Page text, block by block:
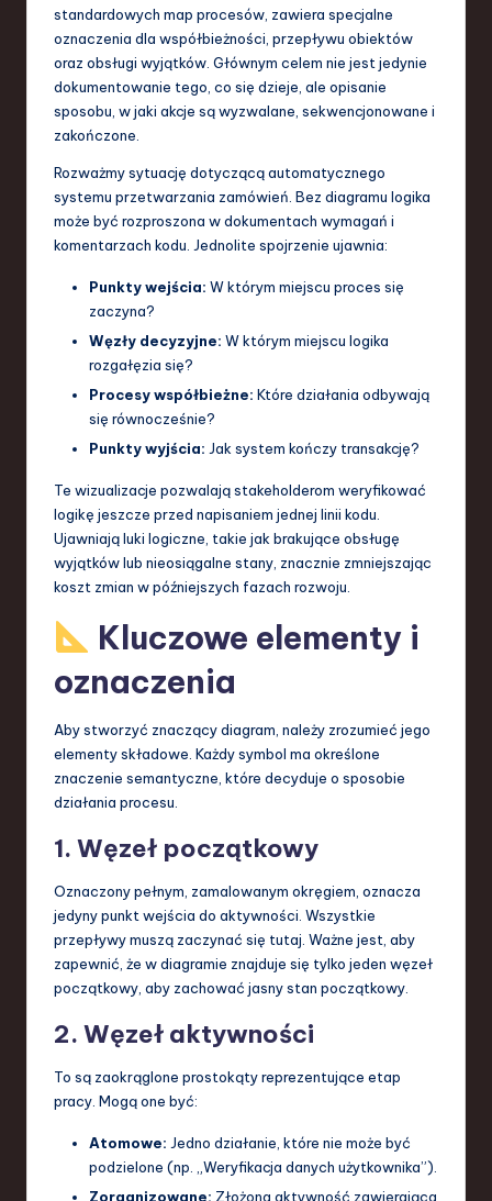
d
standardowych map procesów, zawiera specjalne
oznaczenia dla współbieżności, przepływu obiektów
oraz obsługi wyjątków. Głównym celem nie jest jedynie
dokumentowanie tego, co się dzieje, ale opisanie
sposobu, w jaki akcje są wyzwalane, sekwencjonowane i
zakończone.
Rozważmy sytuację dotyczącą automatycznego
systemu przetwarzania zamówień. Bez diagramu logika
może być rozproszona w dokumentach wymagań i
komentarzach kodu. Jednolite spojrzenie ujawnia:
Punkty wejścia: W którym miejscu proces się
zaczyna?
Węzły decyzyjne: W którym miejscu logika
rozgałęzia się?
Procesy współbieżne: Które działania odbywają
się równocześnie?
Punkty wyjścia: Jak system kończy transakcję?
Te wizualizacje pozwalają stakeholderom weryfikować
logikę jeszcze przed napisaniem jednej linii kodu.
Ujawniają luki logiczne, takie jak brakujące obsługę
wyjątków lub nieosiągalne stany, znacznie zmniejszając
koszt zmian w późniejszych fazach rozwoju.
Kluczowe elementy i
oznaczenia
Aby stworzyć znaczący diagram, należy zrozumieć jego
elementy składowe. Każdy symbol ma określone
znaczenie semantyczne, które decyduje o sposobie
działania procesu.
1. Węzeł początkowy
Oznaczony pełnym, zamalowanym okręgiem, oznacza
jedyny punkt wejścia do aktywności. Wszystkie
przepływy muszą zaczynać się tutaj. Ważne jest, aby
zapewnić, że w diagramie znajduje się tylko jeden węzeł
początkowy, aby zachować jasny stan początkowy.
2. Węzeł aktywności
To są zaokrąglone prostokąty reprezentujące etap
pracy. Mogą one być:
Atomowe: Jedno działanie, które nie może być
podzielone (np. „Weryfikacja danych użytkownika”).
Zorganizowane: Złożona aktywność zawierająca